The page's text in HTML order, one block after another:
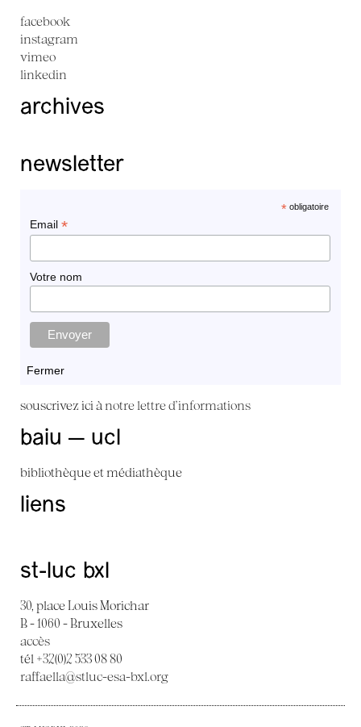
facebook
instagram
vimeo
linkedin
archives
newsletter
*obligatoire
Email *
Votre nom
Fermer
souscrivez ici à notre lettre d'informations
baiu — ucl
bibliothèque et médiathèque
liens
st-luc bxl
30, place Louis Morichar
B - 1060 - Bruxelles
accès
tél +32(0)2 533 08 80
raffaella@stluc-esa-bxl.org